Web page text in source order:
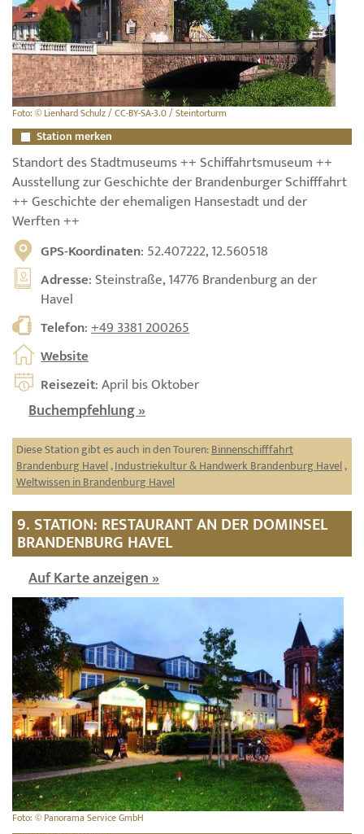
Foto: © Lienhard Schulz / CC-BY-SA-3.0 / Steintorturm
Station merken
Standort des Stadtmuseums ++ Schiffahrtsmuseum ++
Ausstellung zur Geschichte der Brandenburger Schifffahrt
++ Geschichte der ehemaligen Hansestadt und der
Werften ++
GPS-Koordinaten: 52.407222, 12.560518
Adresse: Steinstraße, 14776 Brandenburg an der
Havel
Telefon:+49 3381 200265
Website
Reisezeit: April bis Oktober
Buchempfehlung »
Diese Station gibt es auch in den Touren:Binnenschifffahrt
Brandenburg Havel,Industriekultur & Handwerk Brandenburg Havel,
Weltwissen in Brandenburg Havel
9. STATION: RESTAURANT AN DER DOMINSEL
BRANDENBURG HAVEL
Auf Karte anzeigen »
Foto: © Panorama Service GmbH